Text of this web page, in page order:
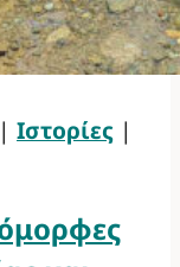
| Ιστορίες |